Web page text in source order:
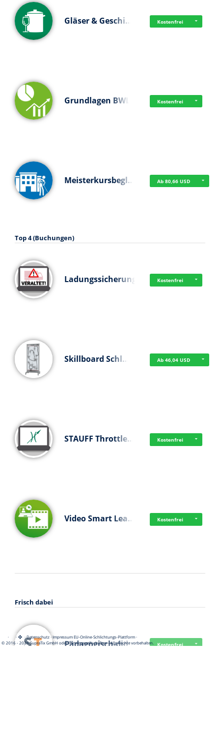
Gläser & Geschi… Kostenfrei
Grundlagen BWL Kostenfrei
Meisterkursbegl… Ab 80,66 USD
Top 4 (Buchungen)
Ladungssicherung Kostenfrei
Skillboard Schl… Ab 46,04 USD
STAUFF Throttle… Kostenfrei
Video Smart Lea… Kostenfrei
Frisch dabei
Pädagogisch-did… Kostenfrei
· · ·Datenschutz·Impressum EU-Online-Schlichtungs-Plattform·
© 2016 - 2026 SupraTix GmbH oder Partnergesellschaften - Alle Rechte vorbehalten.